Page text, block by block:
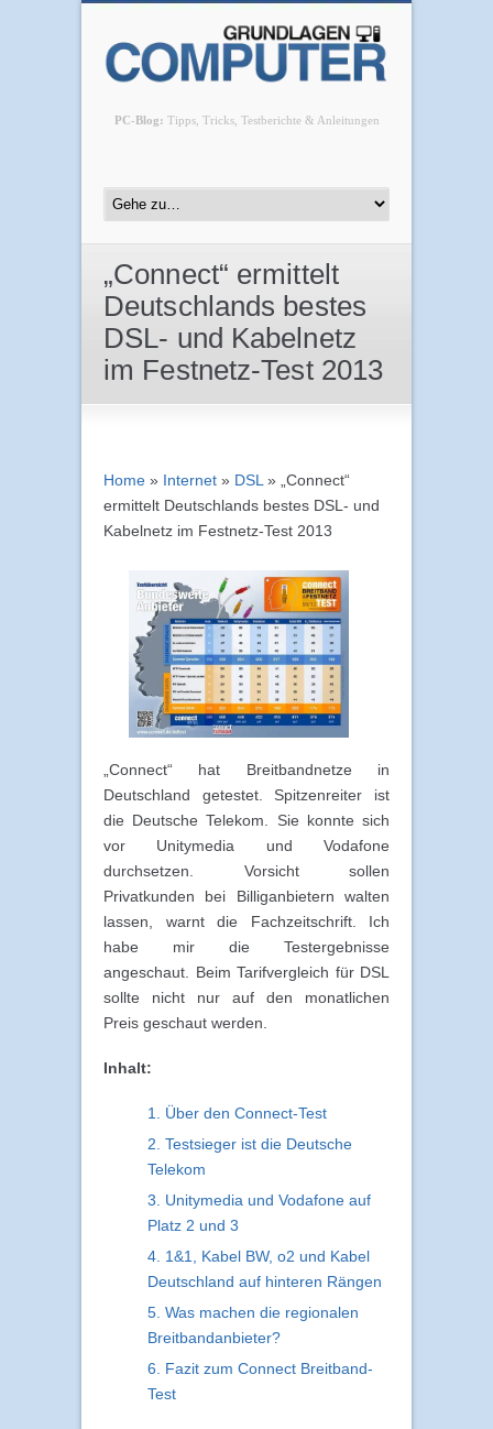
PC-Blog: Tipps, Tricks, Testberichte & Anleitungen
„Connect“ ermittelt
Deutschlands bestes
DSL- und Kabelnetz
im Festnetz-Test 2013
Home » Internet » DSL » „Connect“
ermittelt Deutschlands bestes DSL- und
Kabelnetz im Festnetz-Test 2013
„Connect“ hat Breitbandnetze in
Deutschland getestet. Spitzenreiter ist
die Deutsche Telekom. Sie konnte sich
vor Unitymedia und Vodafone
durchsetzen. Vorsicht sollen
Privatkunden bei Billiganbietern walten
lassen, warnt die Fachzeitschrift. Ich
habe mir die Testergebnisse
angeschaut. Beim Tarifvergleich für DSL
sollte nicht nur auf den monatlichen
Preis geschaut werden.
Inhalt:
1. Über den Connect-Test
2. Testsieger ist die Deutsche
Telekom
3. Unitymedia und Vodafone auf
Platz 2 und 3
4. 1&1, Kabel BW, o2 und Kabel
Deutschland auf hinteren Rängen
5. Was machen die regionalen
Breitbandanbieter?
6. Fazit zum Connect Breitband-
Test